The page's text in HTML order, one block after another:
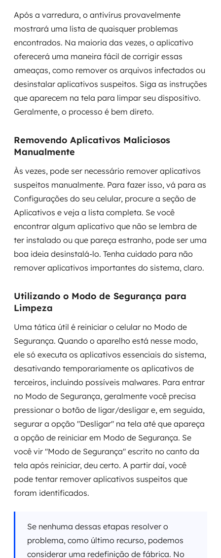
Após a varredura, o antivírus provavelmente
mostrará uma lista de quaisquer problemas
encontrados. Na maioria das vezes, o aplicativo
oferecerá uma maneira fácil de corrigir essas
ameaças, como remover os arquivos infectados ou
desinstalar aplicativos suspeitos. Siga as instruções
que aparecem na tela para limpar seu dispositivo.
Geralmente, o processo é bem direto.
Removendo Aplicativos Maliciosos
Manualmente
Às vezes, pode ser necessário remover aplicativos
suspeitos manualmente. Para fazer isso, vá para as
Configurações do seu celular, procure a seção de
Aplicativos e veja a lista completa. Se você
encontrar algum aplicativo que não se lembra de
ter instalado ou que pareça estranho, pode ser uma
boa ideia desinstalá-lo. Tenha cuidado para não
remover aplicativos importantes do sistema, claro.
Utilizando o Modo de Segurança para
Limpeza
Uma tática útil é reiniciar o celular no Modo de
Segurança. Quando o aparelho está nesse modo,
ele só executa os aplicativos essenciais do sistema,
desativando temporariamente os aplicativos de
terceiros, incluindo possíveis malwares. Para entrar
no Modo de Segurança, geralmente você precisa
pressionar o botão de ligar/desligar e, em seguida,
segurar a opção "Desligar" na tela até que apareça
a opção de reiniciar em Modo de Segurança. Se
você vir "Modo de Segurança" escrito no canto da
tela após reiniciar, deu certo. A partir daí, você
pode tentar remover aplicativos suspeitos que
foram identificados.
Se nenhuma dessas etapas resolver o
problema, como último recurso, podemos
considerar uma redefinição de fábrica. No